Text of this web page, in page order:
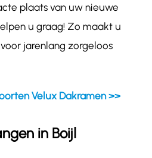
plaats van uw nieuwe
u graag! Zo maakt u
jarenlang zorgeloos
Velux Dakramen >>
in Boijl